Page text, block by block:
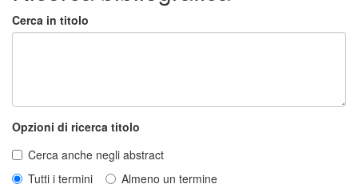
Cerca in titolo
Opzioni di ricerca titolo
Cerca anche negli abstract
Tutti i termini
Almeno un termine